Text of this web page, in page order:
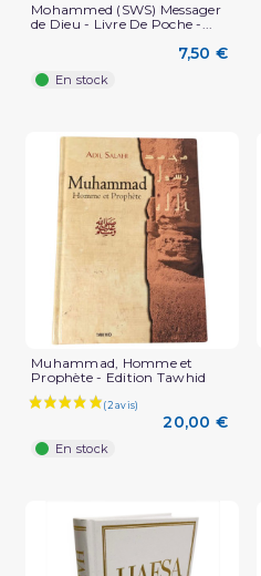
Mohammed (SWS) Messager
de Dieu - Livre De Poche -...
7,50 €
En stock
Muhammad, Homme et
Prophète - Edition Tawhid
20,00 €
En stock